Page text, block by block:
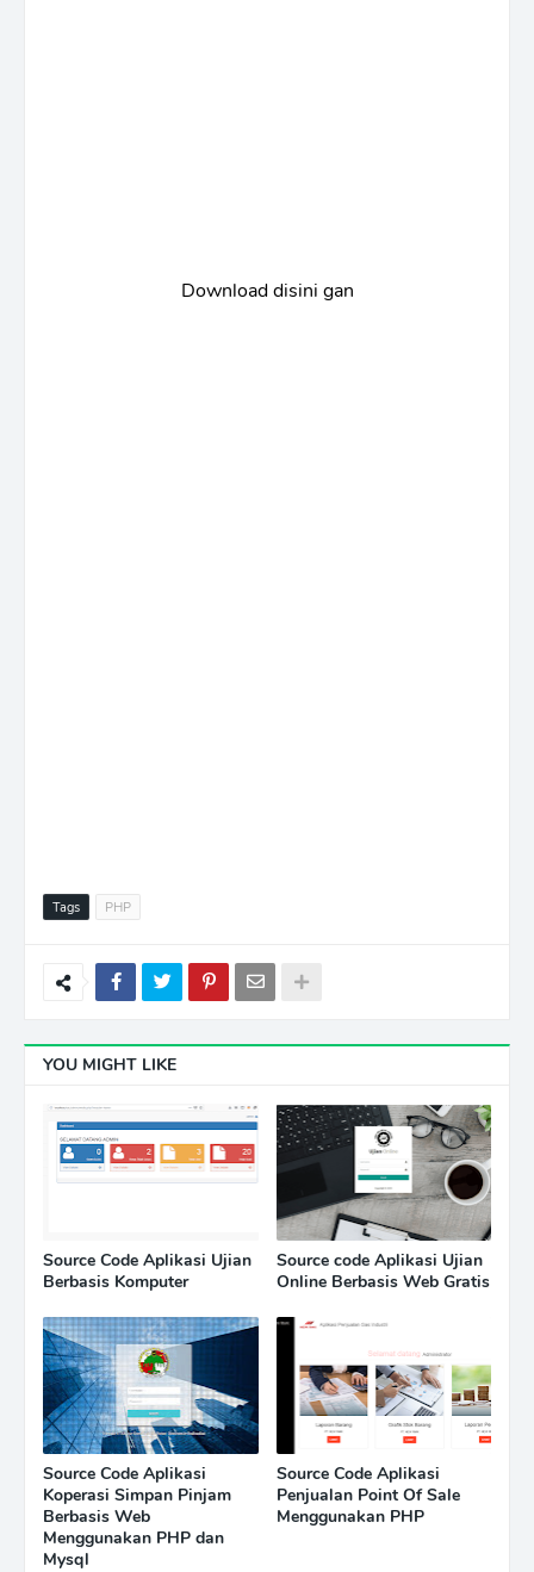
Download disini gan
Tags PHP
YOU MIGHT LIKE
Source Code Aplikasi Ujian
Berbasis Komputer
Source code Aplikasi Ujian
Online Berbasis Web Gratis
Source Code Aplikasi
Koperasi Simpan Pinjam
Berbasis Web
Menggunakan PHP dan
Mysql
Source Code Aplikasi
Penjualan Point Of Sale
Menggunakan PHP